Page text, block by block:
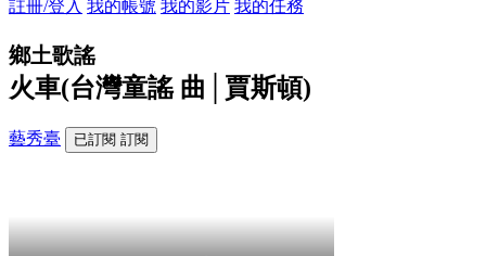
註冊/登入 我的帳號 我的影片 我的任務
鄉土歌謠
火車(台灣童謠 曲│賈斯頓)
藝秀臺 已訂閱 訂閱